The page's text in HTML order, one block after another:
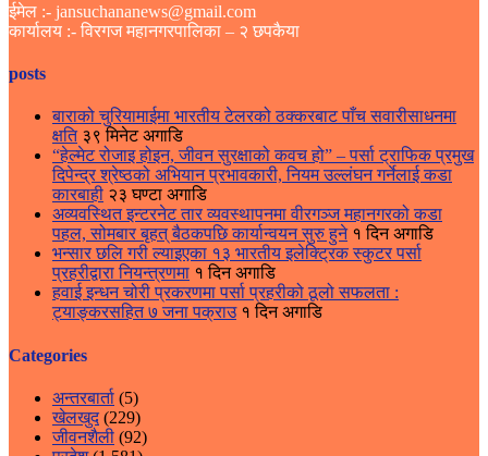
ईमेल :- jansuchananews@gmail.com
कार्यालय :- विरगज महानगरपालिका – २ छपकैया
posts
बाराको चुरियामाईमा भारतीय टेलरको ठक्करबाट पाँच सवारीसाधनमा
क्षति ३९ मिनेट अगाडि
“हेल्मेट रोजाइ होइन, जीवन सुरक्षाको कवच हो” – पर्सा ट्राफिक प्रमुख
दिपेन्द्र श्रेष्ठको अभियान प्रभावकारी, नियम उल्लंघन गर्नेलाई कडा
कारबाही २३ घण्टा अगाडि
अव्यवस्थित इन्टरनेट तार व्यवस्थापनमा वीरगञ्ज महानगरको कडा
पहल, सोमबार बृहत् बैठकपछि कार्यान्वयन सुरु हुने १ दिन अगाडि
भन्सार छलि गरी ल्याइएका १३ भारतीय इलेक्ट्रिक स्कुटर पर्सा
प्रहरीद्वारा नियन्त्रणमा १ दिन अगाडि
हवाई इन्धन चोरी प्रकरणमा पर्सा प्रहरीको ठूलो सफलता :
ट्याङ्करसहित ७ जना पक्राउ १ दिन अगाडि
Categories
अन्तरबार्ता (5)
खेलखुद(229)
जीवनशैली (92)